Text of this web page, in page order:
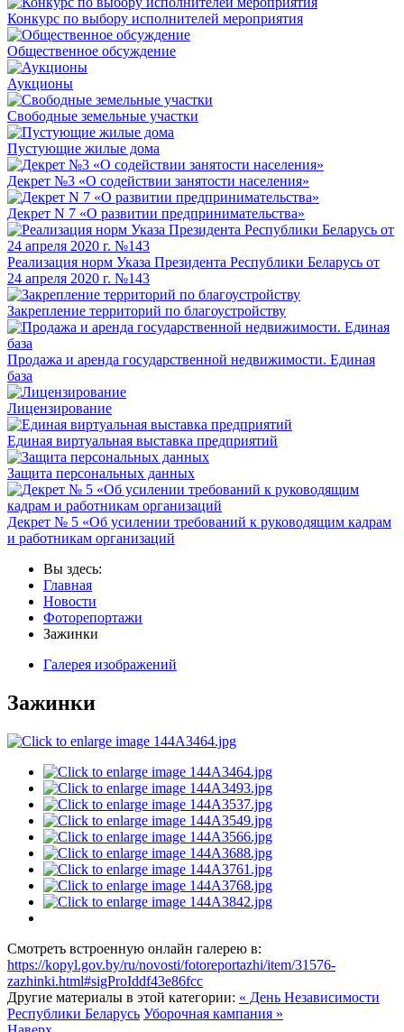
Конкурс по выбору исполнителей мероприятия
Общественное обсуждение
Аукционы
Свободные земельные участки
Пустующие жилые дома
Декрет №3 «О содействии занятости населения»
Декрет N 7 «О развитии предпринимательства»
Реализация норм Указа Президента Республики Беларусь от
24 апреля 2020 г. №143
Закрепление территорий по благоустройству
Продажа и аренда государственной недвижимости. Единая
база
Лицензирование
Единая виртуальная выставка предприятий
Защита персональных данных
Декрет № 5 «Об усилении требований к руководящим кадрам
и работникам организаций
Вы здесь:
Главная
Новости
Фоторепортажи
Зажинки
Галерея изображений
Зажинки
Смотреть встроенную онлайн галерею в:
https://kopyl.gov.by/ru/novosti/fotoreportazhi/item/31576-
zazhinki.html#sigProIddf43e86fcc
Другие материалы в этой категории: « День Независимости
Республики Беларусь Уборочная кампания »